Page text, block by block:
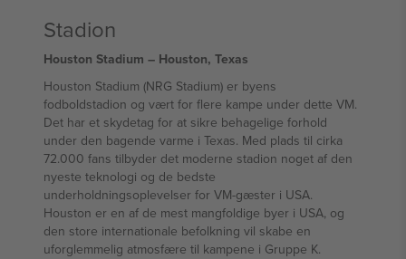
Stadion
Houston Stadium – Houston, Texas
Houston Stadium (NRG Stadium) er byens
fodboldstadion og vært for flere kampe under dette VM.
Det har et skydetag for at sikre behagelige forhold
under den bagende varme i Texas. Med plads til cirka
72.000 fans tilbyder det moderne stadion noget af den
nyeste teknologi og de bedste
underholdningsoplevelser for VM-gæster i USA.
Houston er en af de mest mangfoldige byer i USA, og
den store internationale befolkning vil skabe en
uforglemmelig atmosfære til kampene i Gruppe K.